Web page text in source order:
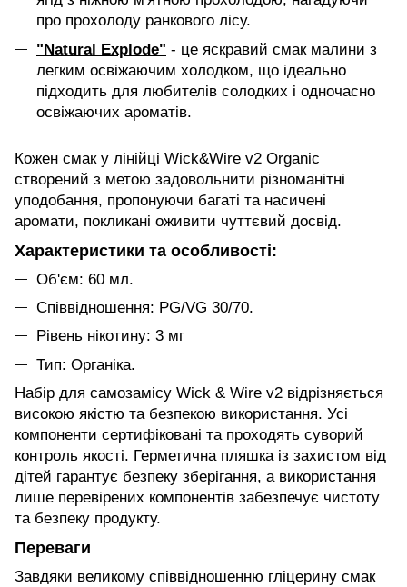
про прохолоду ранкового лісу.
"Natural Explode" - це яскравий смак малини з
легким освіжаючим холодком, що ідеально
підходить для любителів солодких і одночасно
освіжаючих ароматів.
Кожен смак у лінійці Wick&Wire v2 Organic
створений з метою задовольнити різноманітні
уподобання, пропонуючи багаті та насичені
аромати, покликані оживити чуттєвий досвід.
Характеристики та особливості:
Об'єм: 60 мл.
Співвідношення: PG/VG 30/70.
Рівень нікотину: 3 мг
Тип: Органіка.
Набір для самозамісу Wick & Wire v2 відрізняється
високою якістю та безпекою використання. Усі
компоненти сертифіковані та проходять суворий
контроль якості. Герметична пляшка із захистом від
дітей гарантує безпеку зберігання, а використання
лише перевірених компонентів забезпечує чистоту
та безпеку продукту.
Переваги
Завдяки великому співвідношенню гліцерину смак